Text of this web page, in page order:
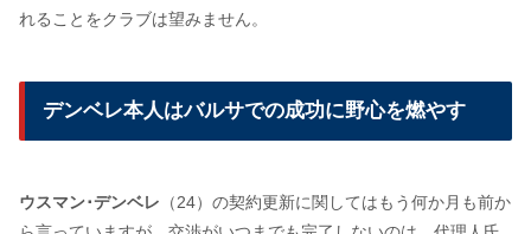
れることをクラブは望みません。
デンベレ本人はバルサでの成功に野心を燃やす
ウスマン･デンベレ （24）の契約更新に関してはもう何か月も前か